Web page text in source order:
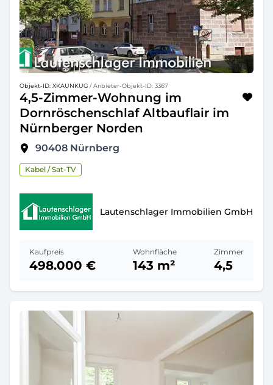
Objekt-ID: XKAUNKUG / Anbieter-Objekt-ID: 3367
4,5-Zimmer-Wohnung im
Dornröschenschlaf Altbauflair im
Nürnberger Norden
90408 Nürnberg
Kabel / Sat-TV
Lautenschlager Immobilien GmbH
Kaufpreis
498.000 €
Wohnfläche
143 m²
Zimmer
4,5